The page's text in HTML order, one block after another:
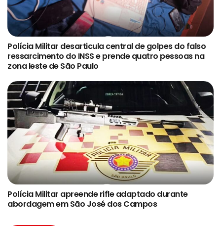
Polícia Militar desarticula central de golpes do falso
ressarcimento do INSS e prende quatro pessoas na
zona leste de São Paulo
Polícia Militar apreende rifle adaptado durante
abordagem em São José dos Campos